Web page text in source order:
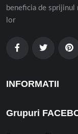
beneficia de
lor
INFORMATII
Grupuri